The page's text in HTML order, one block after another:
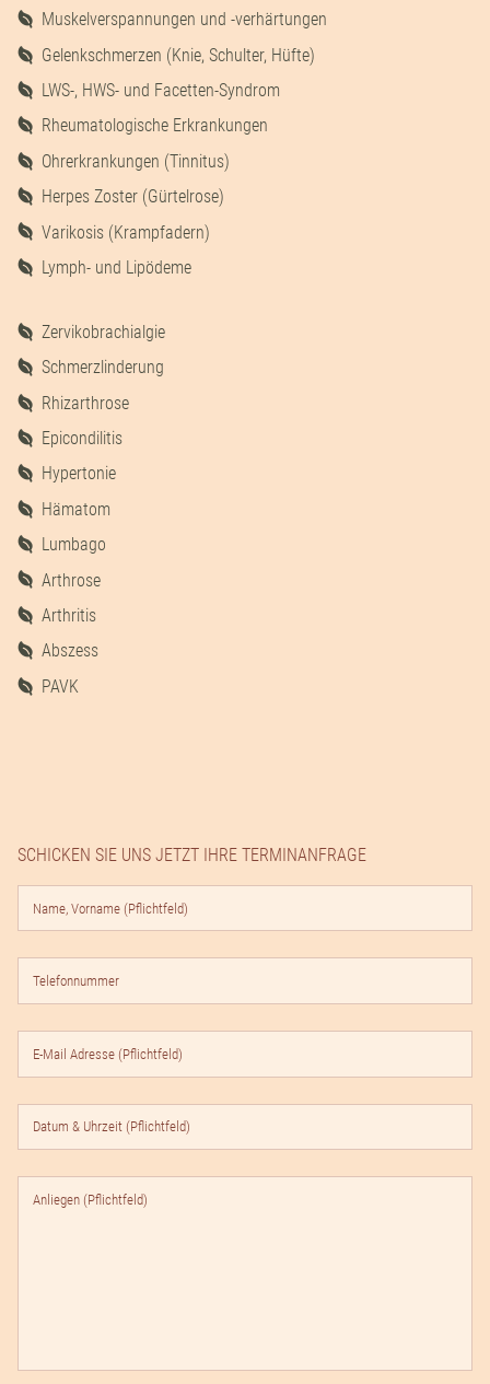
Muskelverspannungen und -verhärtungen
Gelenkschmerzen (Knie, Schulter, Hüfte)
LWS-, HWS- und Facetten-Syndrom
Rheumatologische Erkrankungen
Ohrerkrankungen (Tinnitus)
Herpes Zoster (Gürtelrose)
Varikosis (Krampfadern)
Lymph- und Lipödeme
Zervikobrachialgie
Schmerzlinderung
Rhizarthrose
Epicondilitis
Hypertonie
Hämatom
Lumbago
Arthrose
Arthritis
Abszess
PAVK
SCHICKEN SIE UNS JETZT IHRE TERMINANFRAGE